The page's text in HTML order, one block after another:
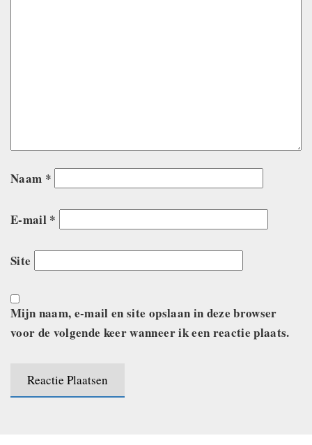
Naam *
E-mail *
Site
Mijn naam, e-mail en site opslaan in deze browser
voor de volgende keer wanneer ik een reactie plaats.